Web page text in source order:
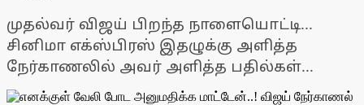
முதல்வர் விஜய் பிறந்த நாளையொட்டி...
சினிமா எக்ஸ்பிரஸ் இதழுக்கு அளித்த
நேர்காணலில் அவர் அளித்த பதில்கள்...